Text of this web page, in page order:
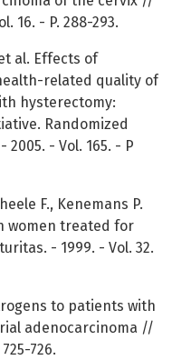
16. - P. 288-293.
al. Effects of
related quality of
hysterectomy:
Randomized
- Vol. 165. - P
F., Kenemans P.
women treated for
- 1999. - Vol. 32.
to patients with
adenocarcinoma //
726.